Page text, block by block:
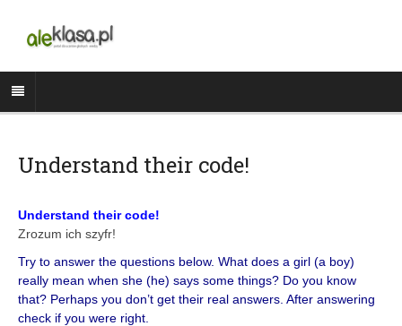
Understand their code!
Understand their code!
Zrozum ich szyfr!
Try to answer the questions below. What does a girl (a boy)
really mean when she (he) says some things? Do you know
that? Perhaps you don’t get their real answers. After answering
check if you were right.